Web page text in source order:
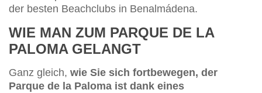
der besten Beachclubs in Benalmádena.
WIE MAN ZUM PARQUE DE LA
PALOMA GELANGT
Ganz gleich, wie Sie sich fortbewegen, der
Parque de la Paloma ist dank eines